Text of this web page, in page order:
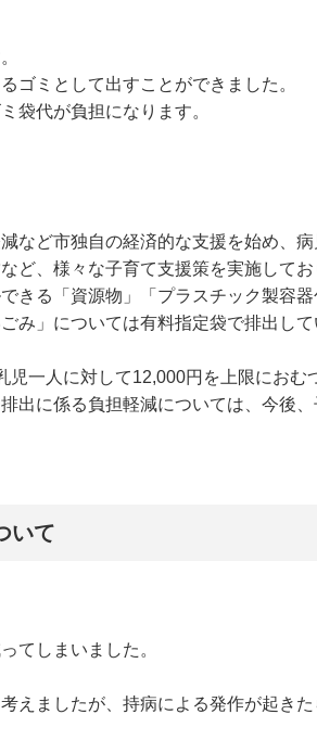
ゴミとして出すことができました。
袋代が負担になります。
など市独自の経済的な支援を始め、
ど、様々な子育て支援策を実施してお
きる「資源物」「プラスチック製容
み」については有料指定袋で排出し
一人に対して12,000円を上限におむ
出に係る負担軽減については、今後
いて
てしまいました。
えましたが、持病による発作が起き